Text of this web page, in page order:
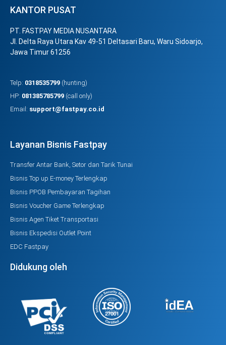
KANTOR PUSAT
PT. FASTPAY MEDIA NUSANTARA
Jl. Delta Raya Utara Kav 49-51 Deltasari Baru, Waru Sidoarjo,
Jawa Timur 61256
Telp: 0318535799 (hunting)
HP: 081385785799 (call only)
Email: support@fastpay.co.id
Layanan Bisnis Fastpay
Transfer Antar Bank, Setor dan Tarik Tunai
Bisnis Top up E-money Terlengkap
Bisnis PPOB Pembayaran Tagihan
Bisnis Voucher Game Terlengkap
Bisnis Agen Tiket Transportasi
Bisnis Ekspedisi Outlet Point
EDC Fastpay
Didukung oleh